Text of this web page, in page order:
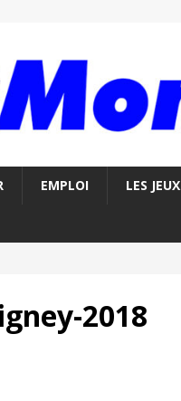
EMPLOI LES JEUX
2018